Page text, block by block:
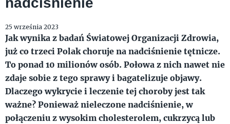
25 września 2023
Jak wynika z badań Światowej Organizacji Zdrowia,
już co trzeci Polak choruje na nadciśnienie tętnicze.
To ponad 10 milionów osób. Połowa z nich nawet nie
zdaje sobie z tego sprawy i bagatelizuje objawy.
Dlaczego wykrycie i leczenie tej choroby jest tak
ważne? Ponieważ nieleczone nadciśnienie, w
połączeniu z wysokim cholesterolem, cukrzycą lub